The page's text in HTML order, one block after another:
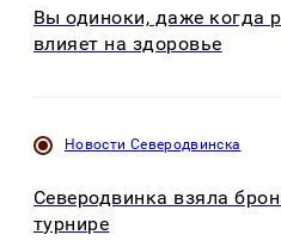
Вы одиноки, даже когда
влияет на здоровье
Новости Северодвинска
Северодвинка взяла
турнире